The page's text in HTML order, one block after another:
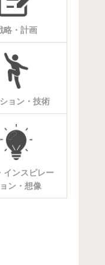
略・計画
ョン・技術
インスピレー
ン・想像